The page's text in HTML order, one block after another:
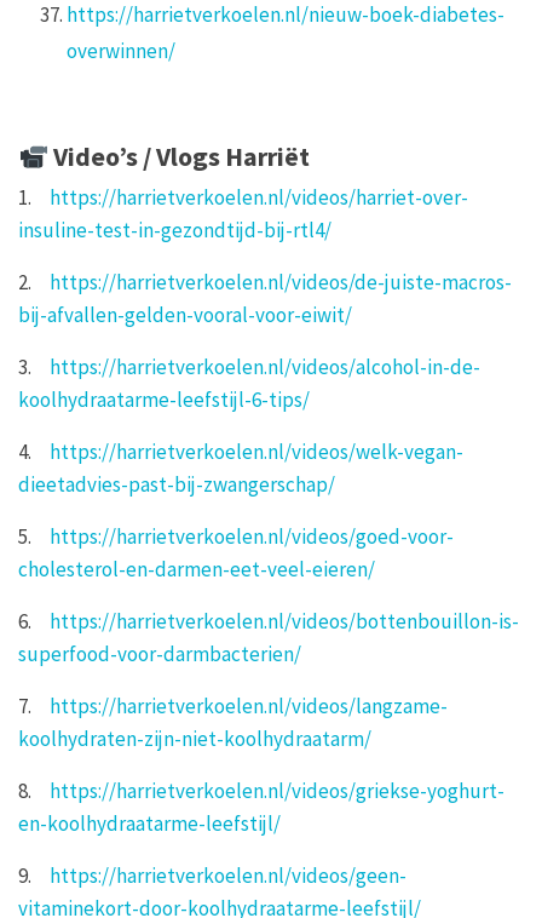
https://harrietverkoelen.nl/nieuw-boek-diabetes-
overwinnen/
Video’s / Vlogs Harriët
1. https://harrietverkoelen.nl/videos/harriet-over-
insuline-test-in-gezondtijd-bij-rtl4/
2. https://harrietverkoelen.nl/videos/de-juiste-macros-
bij-afvallen-gelden-vooral-voor-eiwit/
3. https://harrietverkoelen.nl/videos/alcohol-in-de-
koolhydraatarme-leefstijl-6-tips/
4. https://harrietverkoelen.nl/videos/welk-vegan-
dieetadvies-past-bij-zwangerschap/
5. https://harrietverkoelen.nl/videos/goed-voor-
cholesterol-en-darmen-eet-veel-eieren/
6. https://harrietverkoelen.nl/videos/bottenbouillon-is-
superfood-voor-darmbacterien/
7. https://harrietverkoelen.nl/videos/langzame-
koolhydraten-zijn-niet-koolhydraatarm/
8. https://harrietverkoelen.nl/videos/griekse-yoghurt-
en-koolhydraatarme-leefstijl/
9. https://harrietverkoelen.nl/videos/geen-
vitaminekort-door-koolhydraatarme-leefstijl/